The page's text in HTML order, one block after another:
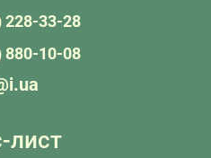
228-33-28
880-10-08
лист